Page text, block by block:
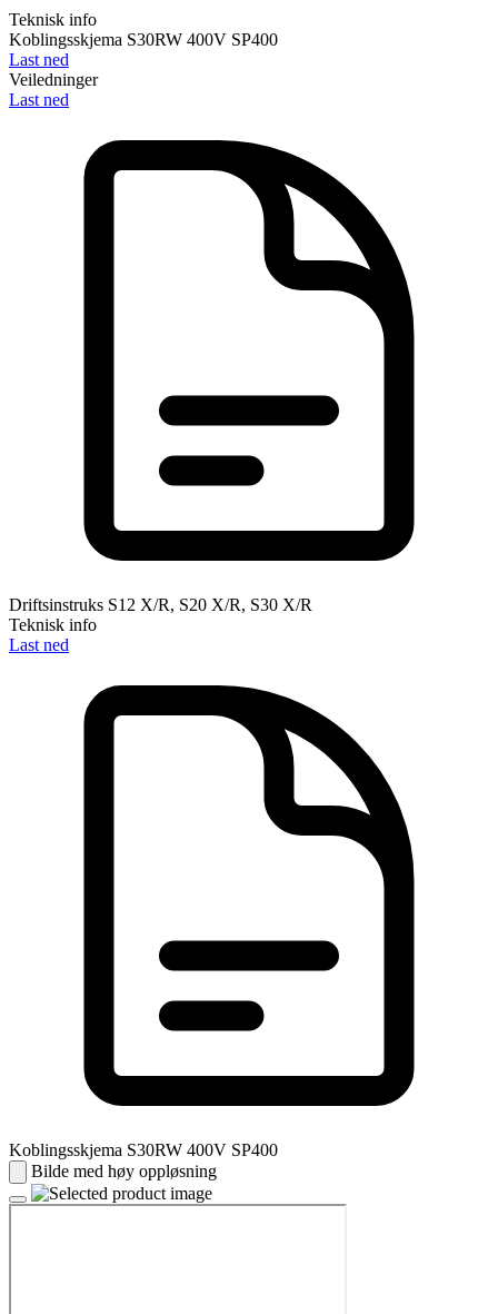
Teknisk info
Koblingsskjema S30RW 400V SP400
Last ned
Veiledninger
Last ned
Driftsinstruks S12 X/R, S20 X/R, S30 X/R
Teknisk info
Last ned
Koblingsskjema S30RW 400V SP400
Bilde med høy oppløsning